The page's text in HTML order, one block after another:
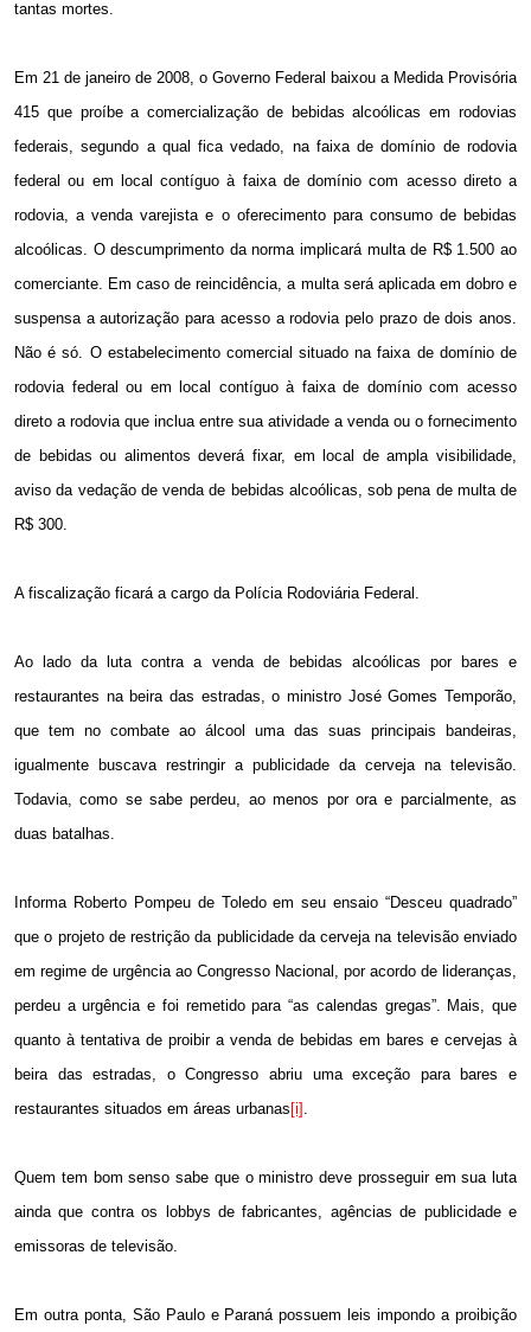
tantas mortes.
Em 21 de janeiro de 2008, o Governo Federal baixou a Medida Provisória
415 que proíbe a comercialização de bebidas alcoólicas em rodovias
federais, segundo a qual fica vedado, na faixa de domínio de rodovia
federal ou em local contíguo à faixa de domínio com acesso direto a
rodovia, a venda varejista e o oferecimento para consumo de bebidas
alcoólicas. O descumprimento da norma implicará multa de R$ 1.500 ao
comerciante. Em caso de reincidência, a multa será aplicada em dobro e
suspensa a autorização para acesso a rodovia pelo prazo de dois anos.
Não é só. O estabelecimento comercial situado na faixa de domínio de
rodovia federal ou em local contíguo à faixa de domínio com acesso
direto a rodovia que inclua entre sua atividade a venda ou o fornecimento
de bebidas ou alimentos deverá fixar, em local de ampla visibilidade,
aviso da vedação de venda de bebidas alcoólicas, sob pena de multa de
R$ 300.
A fiscalização ficará a cargo da Polícia Rodoviária Federal.
Ao lado da luta contra a venda de bebidas alcoólicas por bares e
restaurantes na beira das estradas, o ministro José Gomes Temporão,
que tem no combate ao álcool uma das suas principais bandeiras,
igualmente buscava restringir a publicidade da cerveja na televisão.
Todavia, como se sabe perdeu, ao menos por ora e parcialmente, as
duas batalhas.
Informa Roberto Pompeu de Toledo em seu ensaio “Desceu quadrado”
que o projeto de restrição da publicidade da cerveja na televisão enviado
em regime de urgência ao Congresso Nacional, por acordo de lideranças,
perdeu a urgência e foi remetido para “as calendas gregas”. Mais, que
quanto à tentativa de proibir a venda de bebidas em bares e cervejas à
beira das estradas, o Congresso abriu uma exceção para bares e
restaurantes situados em áreas urbanas [i] .
Quem tem bom senso sabe que o ministro deve prosseguir em sua luta
ainda que contra os lobbys de fabricantes, agências de publicidade e
emissoras de televisão.
Em outra ponta, São Paulo e Paraná possuem leis impondo a proibição